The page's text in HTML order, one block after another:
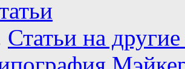
Статьи на